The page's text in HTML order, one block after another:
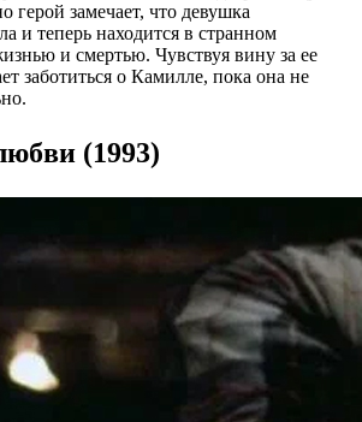
герой замечает, что девушка
и теперь находится в странном
и смертью. Чувствуя вину за ее
заботиться о Камилле, пока она не
(1993)